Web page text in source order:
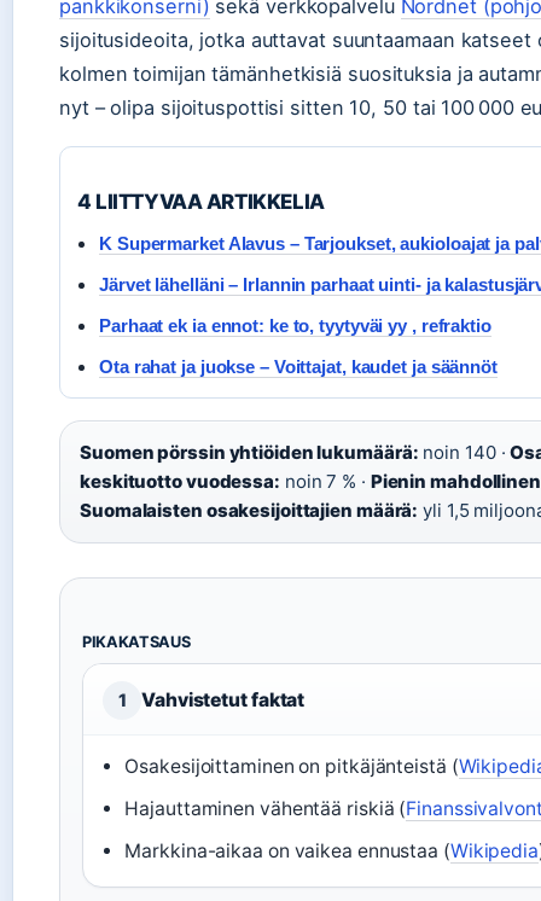
pankkikonserni) sekä verkkopalvelu Nordnet
sijoitusideoita, jotka auttavat suuntaamaan
kolmen toimijan tämänhetkisiä suosituksia ja
nyt – olipa sijoituspottisi sitten 10, 50 tai 100 000
4 LIITTYVAA ARTIKKELIA
K Supermarket Alavus – Tarjoukset, aukioloajat ja
Järvet lähelläni – Irlannin parhaat uinti- ja
Parhaat ek ia ennot: ke to, tyytyväi yy , refraktio
Ota rahat ja juokse – Voittajat, kaudet ja säännöt
Suomen pörssin yhtiöiden lukumäärä: noin 140 ·
keskituotto vuodessa: noin 7 % · Pienin
Suomalaisten osakesijoittajien määrä: yli 1,5
PIKAKATSAUS
1 Vahvistetut faktat
Osakesijoittaminen on pitkäjänteistä (
Hajauttaminen vähentää riskiä (
Markkina-aikaa on vaikea ennustaa (Wikipedia